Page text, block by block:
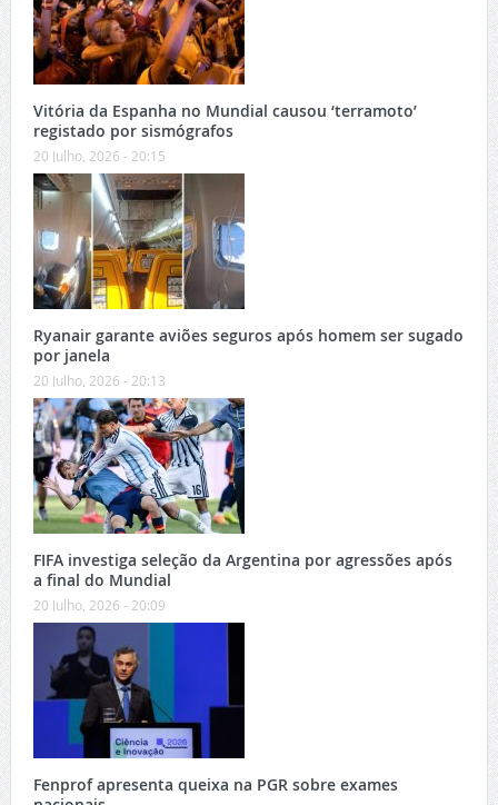
Vitória da Espanha no Mundial causou ‘terramoto’
registado por sismógrafos
20 Julho, 2026 - 20:15
Ryanair garante aviões seguros após homem ser sugado
por janela
20 Julho, 2026 - 20:13
FIFA investiga seleção da Argentina por agressões após
a final do Mundial
20 Julho, 2026 - 20:09
Fenprof apresenta queixa na PGR sobre exames